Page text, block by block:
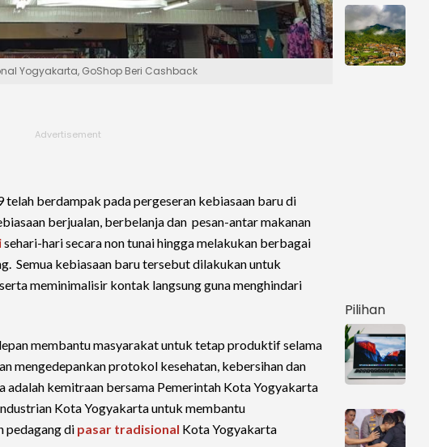
Yogyakarta, GoShop Beri Cashback
berdampak pada pergeseran kebiasaan baru di
berjualan, berbelanja dan pesan-antar makanan
sehari-hari secara non tunai hingga melakukan berbagai
Semua kebiasaan baru tersebut dilakukan untuk
meminimalisir kontak langsung guna menghindari
membantu masyarakat untuk tetap produktif selama
mengedepankan protokol kesehatan, kebersihan dan
adalah kemitraan bersama Pemerintah Kota Yogyakarta
Kota Yogyakarta untuk membantu
pedagang di pasar tradisional Kota Yogyakarta
Pilihan